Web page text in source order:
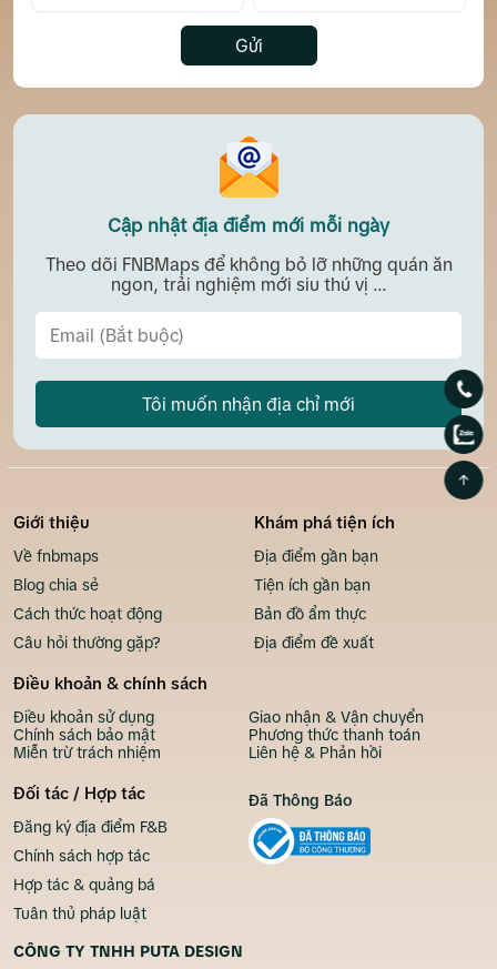
Gửi
Cập nhật địa điểm mới mỗi ngày
Theo dõi FNBMaps để không bỏ lỡ những quán ăn
ngon, trải nghiệm mới siu thú vị ...
Tôi muốn nhận địa chỉ mới
Giới thiệu
Về fnbmaps
Blog chia sẻ
Cách thức hoạt động
Câu hỏi thường gặp?
Khám phá tiện ích
Địa điểm gần bạn
Tiện ích gần bạn
Bản đồ ẩm thực
Địa điểm đề xuất
Điều khoản & chính sách
Điều khoản sử dụng
Chính sách bảo mật
Miễn trừ trách nhiệm
Giao nhận & Vận chuyển
Phương thức thanh toán
Liên hệ & Phản hồi
Đối tác / Hợp tác
Đăng ký địa điểm F&B
Chính sách hợp tác
Hợp tác & quảng bá
Tuân thủ pháp luật
CÔNG TY TNHH PUTA DESIGN
Đã Thông Báo